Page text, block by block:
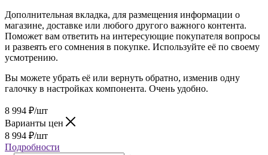
Дополнительная вкладка, для размещения информации о
магазине, доставке или любого другого важного контента.
Поможет вам ответить на интересующие покупателя вопросы
и развеять его сомнения в покупке. Используйте её по своему
усмотрению.
Вы можете убрать её или вернуть обратно, изменив одну
галочку в настройках компонента. Очень удобно.
8 994 ₽/шт
Варианты цен
8 994 ₽/шт
Подробности